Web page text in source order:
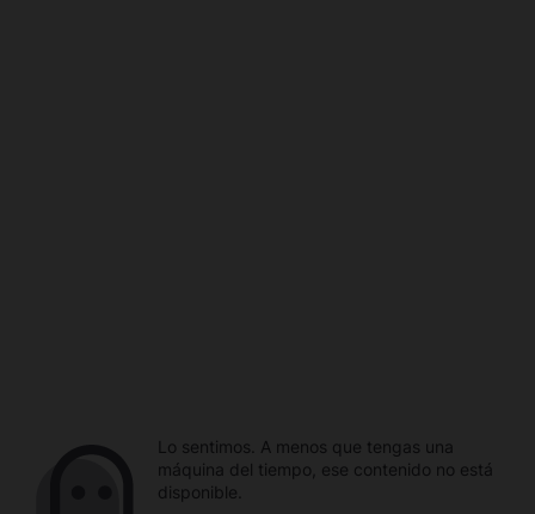
Lo sentimos. A menos que tengas una
máquina del tiempo, ese contenido no está
disponible.